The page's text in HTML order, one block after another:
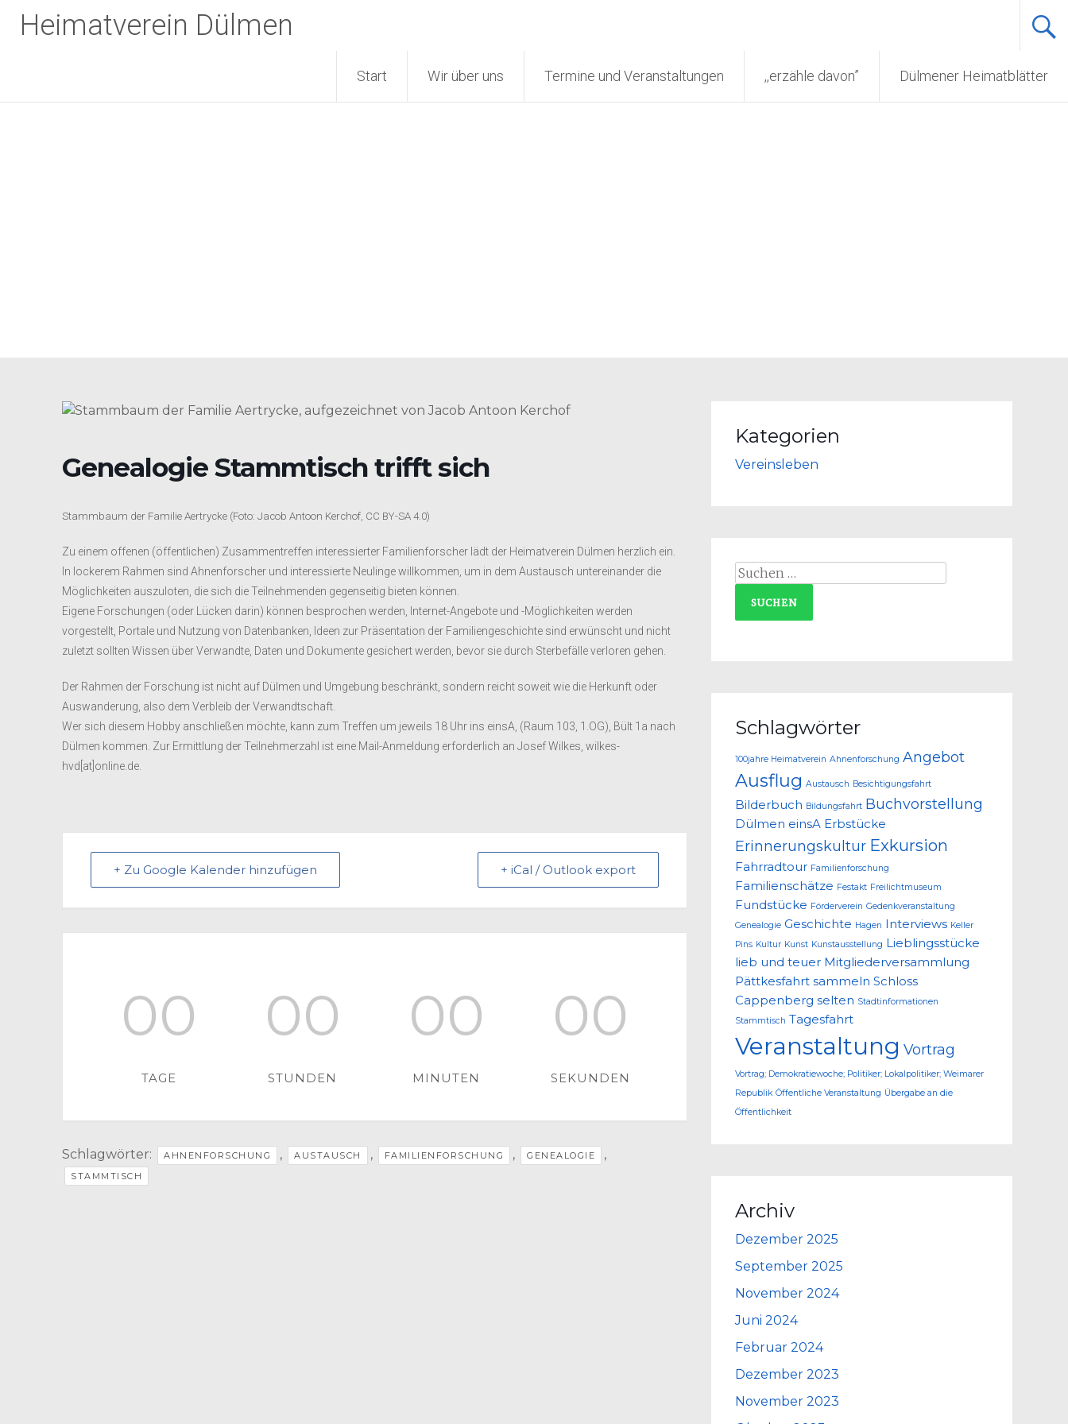
InhaltHeimatverein Dülmen
Start Wir über uns Termine und Veranstaltungen ,,erzähle davon” Dülmener Heimatblätter
Genealogie Stammtisch trifft sich
Stammbaum der Familie Aertrycke (Foto: Jacob Antoon Kerchof, CC BY-SA 4.0)
Zu einem offenen (öffentlichen) Zusammentreffen interessierter Familienforscher lädt der Heimatverein Dülmen herzlich ein.
In lockerem Rahmen sind Ahnenforscher und interessierte Neulinge willkommen, um in dem Austausch untereinander die
Möglichkeiten auszuloten, die sich die Teilnehmenden gegenseitig bieten können.
Eigene Forschungen (oder Lücken darin) können besprochen werden, Internet-Angebote und -Möglichkeiten werden
vorgestellt, Portale und Nutzung von Datenbanken, Ideen zur Präsentation der Familiengeschichte sind erwünscht und nicht
zuletzt sollten Wissen über Verwandte, Daten und Dokumente gesichert werden, bevor sie durch Sterbefälle verloren gehen.
Der Rahmen der Forschung ist nicht auf Dülmen und Umgebung beschränkt, sondern reicht soweit wie die Herkunft oder
Auswanderung, also dem Verbleib der Verwandtschaft.
Wer sich diesem Hobby anschließen möchte, kann zum Treffen um jeweils 18 Uhr ins einsA, (Raum 103, 1.OG), Bült 1a nach
Dülmen kommen. Zur Ermittlung der Teilnehmerzahl ist eine Mail-Anmeldung erforderlich an Josef Wilkes, wilkes-
hvd[at]online.de.
+ Zu Google Kalender hinzufügen + iCal / Outlook export
00
TAGE
00
STUNDEN
00
MINUTEN
00
SEKUNDEN
Schlagwörter: AHNENFORSCHUNG , AUSTAUSCH , FAMILIENFORSCHUNG , GENEALOGIE ,
STAMMTISCH
Kategorien
Vereinsleben
Suchen
nach:
Schlagwörter
100jahre Heimatverein Ahnenforschung Angebot
Ausflug Austausch Besichtigungsfahrt
Bilderbuch Bildungsfahrt Buchvorstellung
Dülmen einsA Erbstücke
Erinnerungskultur Exkursion
Fahrradtour Familienforschung
Familienschätze Festakt Freilichtmuseum
Fundstücke Förderverein Gedenkveranstaltung
Genealogie Geschichte Hagen Interviews Keller
Pins Kultur Kunst Kunstausstellung Lieblingsstücke
lieb und teuer Mitgliederversammlung
Pättkesfahrt sammeln Schloss
Cappenberg selten Stadtinformationen
Stammtisch Tagesfahrt
Veranstaltung Vortrag
Vortrag; Demokratiewoche; Politiker; Lokalpolitiker; Weimarer
Republik Öffentliche Veranstaltung Übergabe an die
Öffentlichkeit
Archiv
Dezember 2025
September 2025
November 2024
Juni 2024
Februar 2024
Dezember 2023
November 2023